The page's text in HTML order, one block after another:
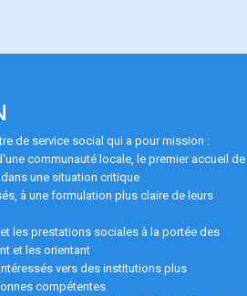
de service social qui a pour mission :
communauté locale, le premier accueil de
une situation critique
à une formulation plus claire de leurs
les prestations sociales à la portée des
et les orientant
vers des institutions plus
compétentes